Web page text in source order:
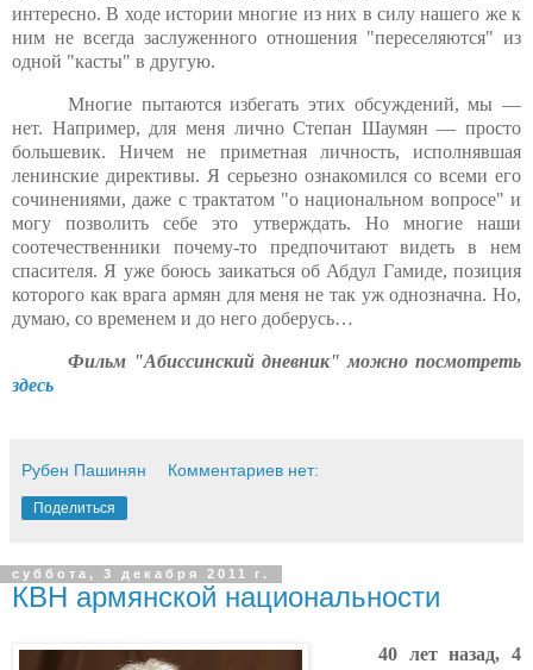
интересно. В ходе истории многие из них в силу нашего же к
ним не всегда заслуженного отношения "переселяются" из
одной "касты" в другую.
Многие пытаются избегать этих обсуждений, мы —
нет. Например, для меня лично Степан Шаумян — просто
большевик. Ничем не приметная личность, исполнявшая
ленинские директивы. Я серьезно ознакомился со всеми его
сочинениями, даже с трактатом "о национальном вопросе" и
могу позволить себе это утверждать. Но многие наши
соотечественники почему-то предпочитают видеть в нем
спасителя. Я уже боюсь заикаться об Абдул Гамиде, позиция
которого как врага армян для меня не так уж однозначна. Но,
думаю, со временем и до него доберусь…
Фильм "Абиссинский дневник" можно посмотреть
здесь
Рубен Пашинян Комментариев нет:
Поделиться
суббота, 3 декабря 2011 г.
КВН армянской национальности
40 лет назад, 4